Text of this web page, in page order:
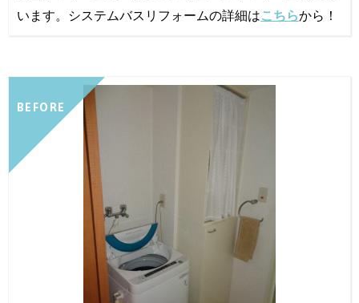
います。システムバスリフォームの詳細はこちらから！
BEFORE